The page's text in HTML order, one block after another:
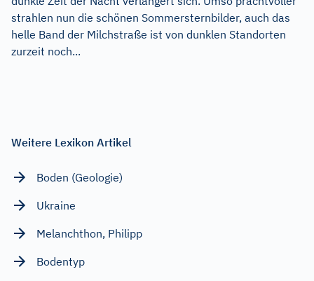
strahlen nun die schönen Sommersternbilder, auch das
helle Band der Milchstraße ist von dunklen Standorten
zurzeit noch...
Weitere Lexikon Artikel
Boden (Geologie)
Ukraine
Melanchthon, Philipp
Bodentyp